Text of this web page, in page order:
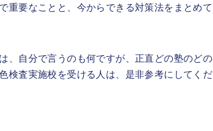
重要なことと、今からできる対策法をまとめて
、自分で言うのも何ですが、正直どの塾のどの
検査実施校を受ける人は、是非参考にしてくだ